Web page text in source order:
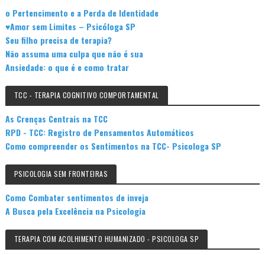
o Pertencimento e a Perda de Identidade
♥Amor sem Limites – Psicóloga SP
Seu filho precisa de terapia?
Não assuma uma culpa que não é sua
Ansiedade: o que é e como tratar
TCC - TERAPIA COGNITIVO COMPORTAMENTAL
As Crenças Centrais na TCC
RPD - TCC: Registro de Pensamentos Automáticos
Como compreender os Sentimentos na TCC- Psicologa SP
PSICOLOGIA SEM FRONTEIRAS
Como Combater sentimentos de inveja
A Busca pela Excelência na Psicologia
TERAPIA COM ACOLHIMENTO HUMANIZADO - PSICOLOGA SP